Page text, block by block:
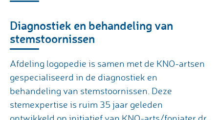
Diagnostiek en behandeling van
stemstoornissen
Afdeling logopedie is samen met de KNO-artsen
gespecialiseerd in de diagnostiek en
behandeling van stemstoornissen. Deze
stemexpertise is ruim 35 jaar geleden